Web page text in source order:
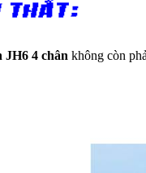
JH6 4 chân không còn